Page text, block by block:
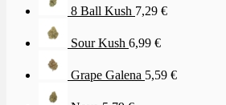
8 Ball Kush 7,29 €
Sour Kush 6,99 €
Grape Galena 5,59 €